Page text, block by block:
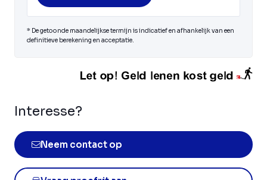
* De getoonde maandelijkse termijn is indicatief en afhankelijk van een
definitieve berekening en acceptatie.
Interesse?
Neem contact op